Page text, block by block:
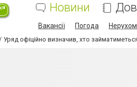
Новини
Вакансії Погода
Уряд офіційно визначив, хто